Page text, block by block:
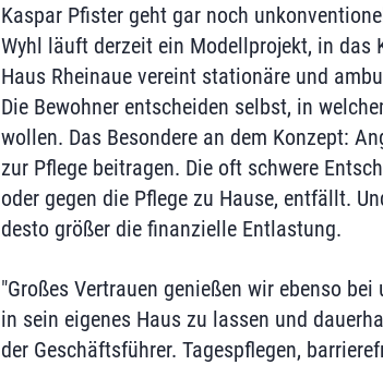
Kaspar Pfister geht gar noch
Wyhl läuft derzeit ein Modellprojekt, in das
Haus Rheinaue vereint stationäre und
Die Bewohner entscheiden selbst, in
wollen. Das Besondere an dem Konzept:
zur Pflege beitragen. Die oft schwere
oder gegen die Pflege zu Hause, entfällt.
desto größer die finanzielle Entlastung.
"Großes Vertrauen genießen wir ebenso
in sein eigenes Haus zu lassen und
der Geschäftsführer. Tagespflegen,